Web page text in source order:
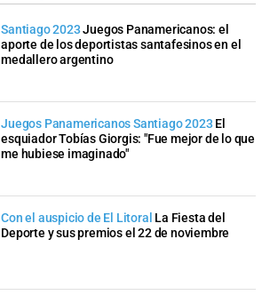
Santiago 2023Juegos Panamericanos: el
aporte de los deportistas santafesinos en el
medallero argentino
Juegos Panamericanos Santiago 2023 El
esquiador Tobías Giorgis: "Fue mejor de lo que
me hubiese imaginado"
Con el auspicio de El Litoral La Fiesta del
Deporte y sus premios el 22 de noviembre